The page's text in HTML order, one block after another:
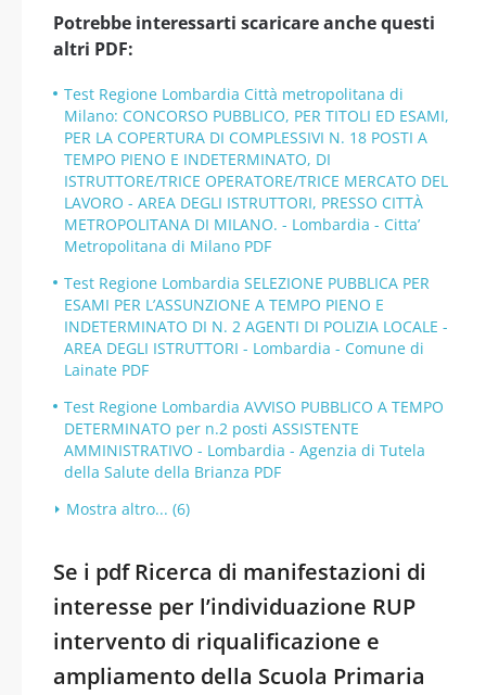
Potrebbe interessarti scaricare anche questi
altri PDF:
Test Regione Lombardia Città metropolitana di
Milano: CONCORSO PUBBLICO, PER TITOLI ED ESAMI,
PER LA COPERTURA DI COMPLESSIVI N. 18 POSTI A
TEMPO PIENO E INDETERMINATO, DI
ISTRUTTORE/TRICE OPERATORE/TRICE MERCATO DEL
LAVORO - AREA DEGLI ISTRUTTORI, PRESSO CITTÀ
METROPOLITANA DI MILANO. - Lombardia - Citta’
Metropolitana di Milano PDF
Test Regione Lombardia SELEZIONE PUBBLICA PER
ESAMI PER L’ASSUNZIONE A TEMPO PIENO E
INDETERMINATO DI N. 2 AGENTI DI POLIZIA LOCALE -
AREA DEGLI ISTRUTTORI - Lombardia - Comune di
Lainate PDF
Test Regione Lombardia AVVISO PUBBLICO A TEMPO
DETERMINATO per n.2 posti ASSISTENTE
AMMINISTRATIVO - Lombardia - Agenzia di Tutela
della Salute della Brianza PDF
Mostra altro... (6)
Se i pdf Ricerca di manifestazioni di
interesse per l’individuazione RUP
intervento di riqualificazione e
ampliamento della Scuola Primaria